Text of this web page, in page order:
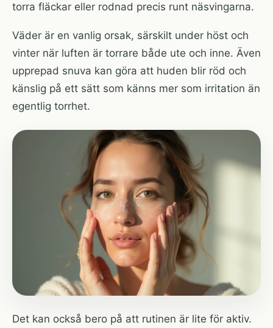
torra fläckar eller rodnad precis runt näsvingarna.
Väder är en vanlig orsak, särskilt under höst och
vinter när luften är torrare både ute och inne. Även
upprepad snuva kan göra att huden blir röd och
känslig på ett sätt som känns mer som irritation än
egentlig torrhet.
Det kan också bero på att rutinen är lite för aktiv.